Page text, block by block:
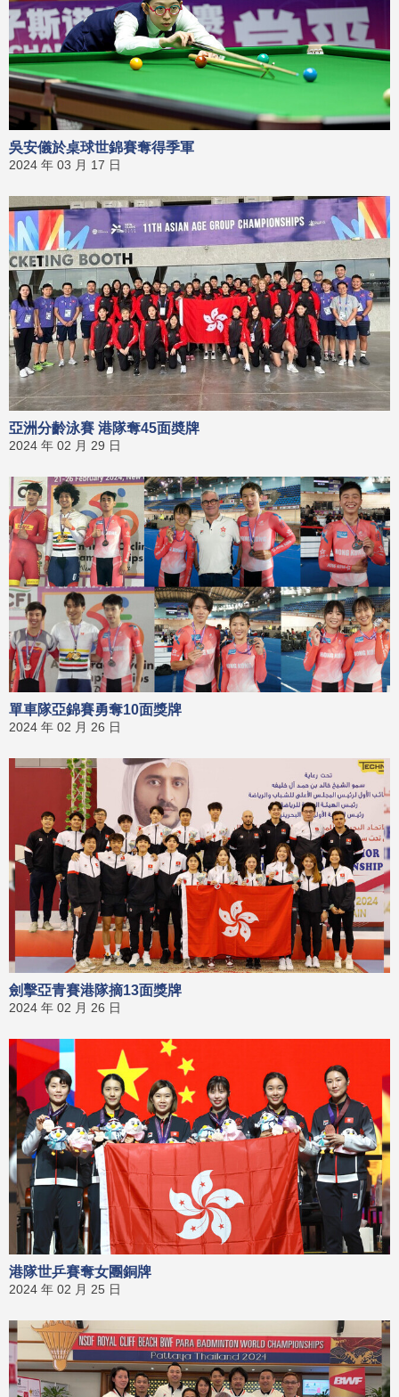
吳安儀於桌球世錦賽奪得季軍
2024 年 03 月 17 日
亞洲分齡泳賽 港隊奪45面奬牌
2024 年 02 月 29 日
單車隊亞錦賽勇奪10面獎牌
2024 年 02 月 26 日
劍擊亞青賽港隊摘13面獎牌
2024 年 02 月 26 日
港隊世乒賽奪女團銅牌
2024 年 02 月 25 日